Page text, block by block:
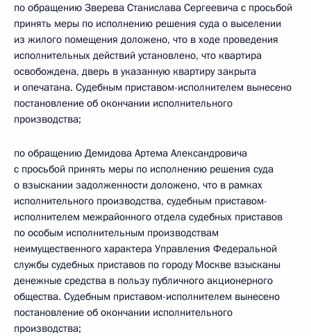
по обращению Зверева Станислава Сергеевича с просьбой
принять меры по исполнению решения суда о выселении
из жилого помещения доложено, что в ходе проведения
исполнительных действий установлено, что квартира
освобождена, дверь в указанную квартиру закрыта
и опечатана. Судебным приставом-исполнителем вынесено
постановление об окончании исполнительного
производства;
по обращению Демидова Артема Александровича
с просьбой принять меры по исполнению решения суда
о взыскании задолженности доложено, что в рамках
исполнительного производства, судебным приставом-
исполнителем межрайонного отдела судебных приставов
по особым исполнительным производствам
неимущественного характера Управления Федеральной
службы судебных приставов по городу Москве взысканы
денежные средства в пользу публичного акционерного
общества. Судебным приставом-исполнителем вынесено
постановление об окончании исполнительного
производства;